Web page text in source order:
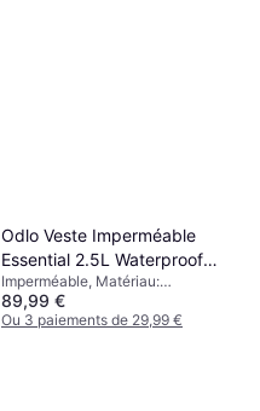
Odlo Veste Imperméable
Essential 2.5L Waterproof
Jacket Hardshell - Green
Imperméable, Matériau:
Polyamide, Imperméable
89,99 €
Ou 3 paiements de 29,99 €